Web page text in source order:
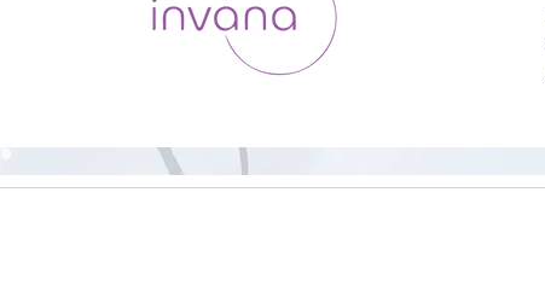
ハタヨガを学ぶ1【19分】